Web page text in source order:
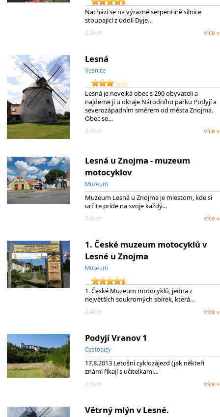
Nachází se na výrazné serpentině silnice
stoupající z údolí Dyje…
2.3km
více »
Lesná
Vesnice
Lesná je nevelká obec s 290 obyvateli a
najdeme ji u okraje Národního parku Podyjí a
severozápadním směrem od města Znojma.
Obec se…
2.4km
více »
Lesná u Znojma - muzeum
motocyklov
Muzeum
Muzeum Lesná u Znojma je miestom, kde si
určite príde na svoje každý…
2.4km
více »
1. České muzeum motocyklů v
Lesné u Znojma
Muzeum
1. České Muzeum motocyklů, jedna z
největších soukromých sbírek, která…
2.4km
více »
Podyjí Vranov 1
Cestopisy
17.8.2013 Letošní cyklozájezd (jak někteří
známí říkají s učitelkami…
2.5km
více »
Větrný mlýn v Lesné.